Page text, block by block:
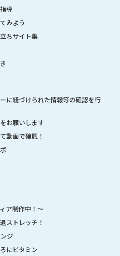
導
みよう
ちサイト集
に紐づけられた情報等の確認を行
お願いします
動画で確認！
ア制作中！～
ストレッチ！
ジ
にビタミン